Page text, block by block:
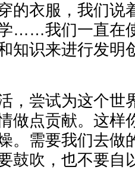
的衣服，我们说
……我们一直在
知识来进行发明
尝试为这个世
做点贡献。这样
。需要我们去做
鼓吹，也不要自